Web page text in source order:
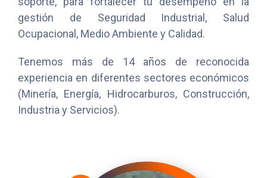
CONTACTO
gestión de Seguridad Industrial, Salud
Ocupacional, Medio Ambiente y Calidad.
Tenemos más de 14 años de reconocida
experiencia en diferentes sectores económicos
(Minería, Energía, Hidrocarburos, Construcción,
Industria y Servicios).